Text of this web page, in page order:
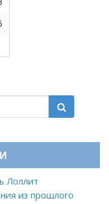
Лоллит
из прошлого